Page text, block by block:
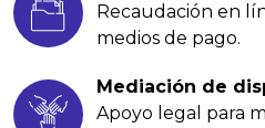
Recaudación en
medios de pago.
Mediación de
Apoyo legal para